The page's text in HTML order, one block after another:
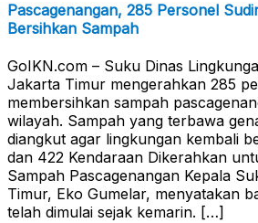
Pascagenangan, 285 Personel
Bersihkan Sampah
GoIKN.com – Suku Dinas
Jakarta Timur mengerahkan 285
membersihkan sampah
wilayah. Sampah yang terbawa
diangkut agar lingkungan kembali
dan 422 Kendaraan Dikerahkan
Sampah Pascagenangan Kepala
Timur, Eko Gumelar, menyatakan
telah dimulai sejak kemarin. […]